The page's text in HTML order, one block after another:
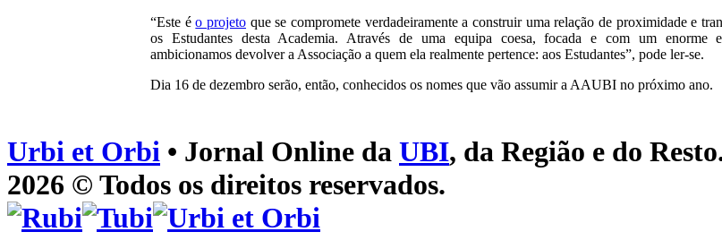
“Este éo projeto que se compromete verdadeiramente a construir uma relação de proximidade e
os Estudantes desta Academia. Através de uma equipa coesa, focada e com um enorme
ambicionamos devolver a Associação a quem ela realmente pertence: aos Estudantes”, pode ler-se.
Dia 16 de dezembro serão, então, conhecidos os nomes que vão assumir a AAUBI no próximo ano.
Urbi et Orbi • Jornal Online da UBI, da Região e do
2026 © Todos os direitos reservados.